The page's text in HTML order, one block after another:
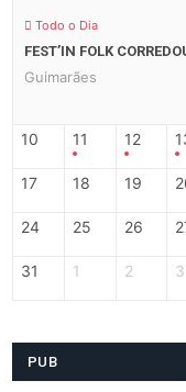
Todo o Dia
FEST’IN FOLK
Guimarães
10 11 12
17 18 19
24 25 26
31 1 2 3
PUB